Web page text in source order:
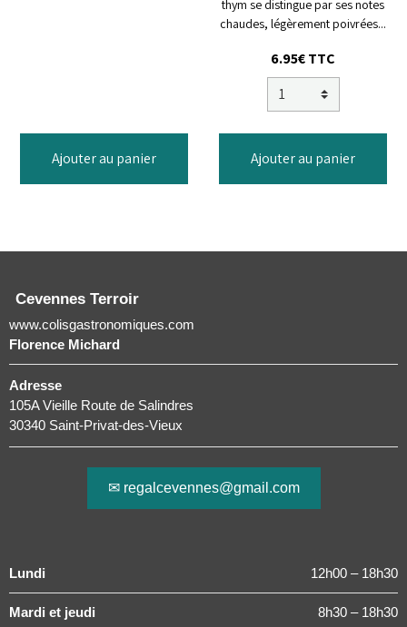
Ajouter au panier
thym se distingue par ses notes
chaudes, légèrement poivrées...
6.95€TTC
Ajouter au panier
Cevennes Terroir
www.colisgastronomiques.com
Florence Michard
Adresse
105A Vieille Route de Salindres
30340 Saint-Privat-des-Vieux
✉ regalcevennes@gmail.com
Lundi 12h00 – 18h30
Mardi et jeudi 8h30 – 18h30